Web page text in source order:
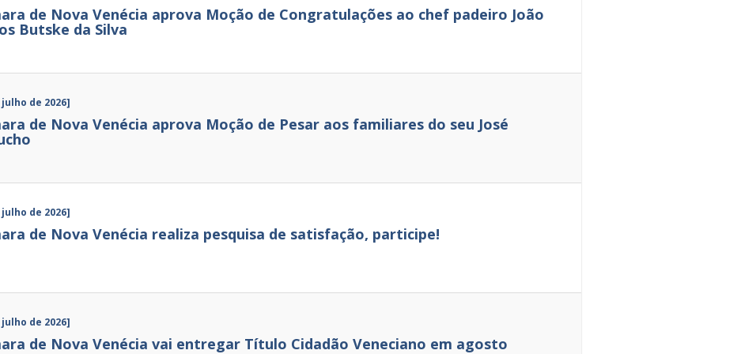
de Nova Venécia aprova Moção de Congratulações ao chef padeiro João
Butske da Silva
julho de 2026]
de Nova Venécia aprova Moção de Pesar aos familiares do seu José
julho de 2026]
de Nova Venécia realiza pesquisa de satisfação, participe!
julho de 2026]
de Nova Venécia vai entregar Título Cidadão Veneciano em agosto